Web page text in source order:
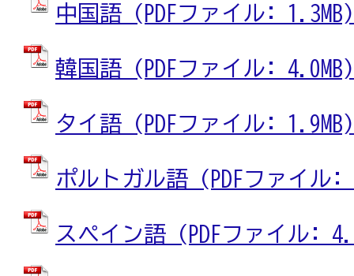
中国語 (PDFファイル: 1.3MB)
韓国語 (PDFファイル: 4.0MB)
タイ語 (PDFファイル: 1.9MB)
ポルトガル語 (PDFファイル:
スペイン語 (PDFファイル: